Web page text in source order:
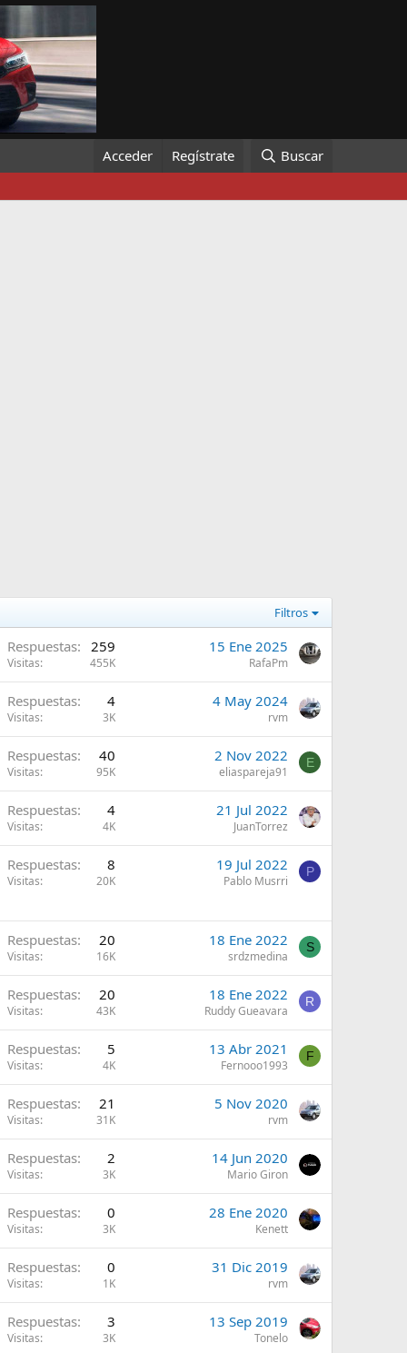
Acceder Regístrate Buscar
Filtros
Respuestas 259
Visitas 455K
15 Ene 2025
RafaPm
Respuestas 4
Visitas 3K
4 May 2024
rvm
Respuestas 40
Visitas 95K
2 Nov 2022
eliaspareja91
E
Respuestas 4
Visitas 4K
21 Jul 2022
JuanTorrez
Respuestas 8
Visitas 20K
19 Jul 2022
Pablo Musrri
P
Respuestas 20
Visitas 16K
18 Ene 2022
srdzmedina
S
Respuestas 20
Visitas 43K
18 Ene 2022
Ruddy Gueavara
R
Respuestas 5
Visitas 4K
13 Abr 2021
Fernooo1993
F
Respuestas 21
Visitas 31K
5 Nov 2020
rvm
Respuestas 2
Visitas 3K
14 Jun 2020
Mario Giron
Respuestas 0
Visitas 3K
28 Ene 2020
Kenett
Respuestas 0
Visitas 1K
31 Dic 2019
rvm
Respuestas 3
Visitas 3K
13 Sep 2019
Tonelo